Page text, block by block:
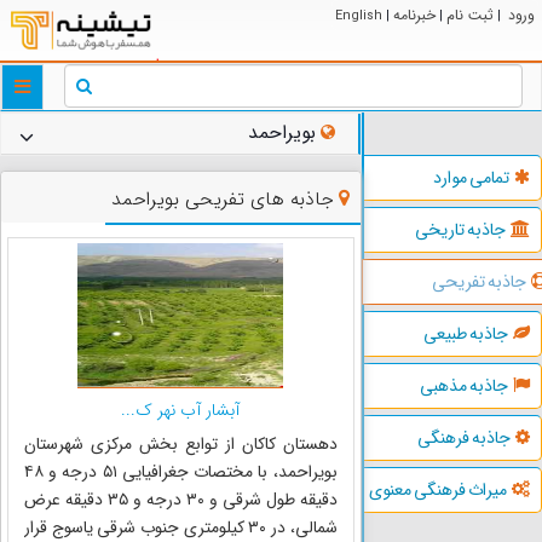
ورود | ثبت نام | خبرنامه |
English
تمامی موارد
جاذبه تاریخی
جاذبه تفریحی
جاذبه طبیعی
جاذبه مذهبی
جاذبه فرهنگی
میراث فرهنگی معنوی
بویراحمد
جاذبه های تفریحی بویراحمد
آبشار آب نهر ک...
دهستان کاکان از توابع بخش مرکزی شهرستان
بویراحمد، با مختصات جغرافیایی ۵۱ درجه و ۴۸
دقیقه طول شرقی و ۳۰ درجه و ۳۵ دقیقه عرض
شمالی، در ۳۰ کیلومتری جنوب شرقی یاسوج قرار